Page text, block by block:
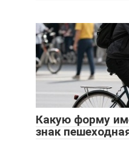
Какую форму
знак